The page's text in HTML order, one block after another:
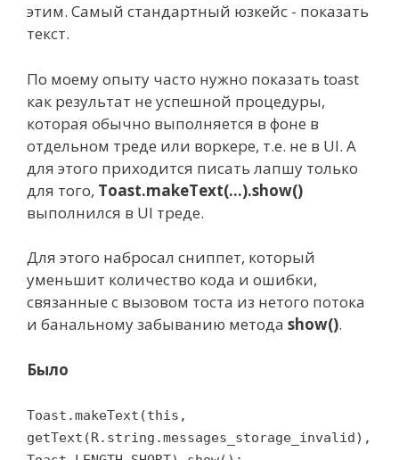
этим. Самый стандартный юзкейс - показать
текст.
По моему опыту часто нужно показать toast
как результат не успешной процедуры,
которая обычно выполняется в фоне в
отдельном треде или воркере, т.е. не в UI. А
для этого приходится писать лапшу только
для того, Toast.makeText(...).show()
выполнился в UI треде.
Для этого набросал сниппет, который
уменьшит количество кода и ошибки,
связанные с вызовом тоста из нетого потока
и банальному забыванию метода show().
Было
Toast.makeText(this,
getText(R.string.messages_storage_invalid),